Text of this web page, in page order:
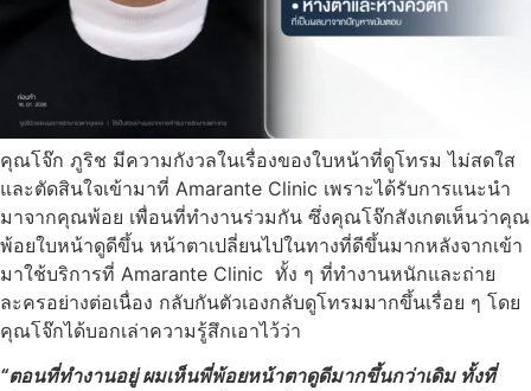
คุณโจ๊ก ภูริช มีความกังวลในเรื่องของใบหน้าที่ดูโทรม ไม่สดใส
และตัดสินใจเข้ามาที่ Amarante Clinic เพราะได้รับการแนะนำ
มาจากคุณพ้อย เพื่อนที่ทำงานร่วมกัน ซึ่งคุณโจ๊กสังเกตเห็นว่าคุณ
พ้อยใบหน้าดูดีขึ้น หน้าตาเปลี่ยนไปในทางที่ดีขึ้นมากหลังจากเข้า
มาใช้บริการที่ Amarante Clinic ทั้ง ๆ ที่ทำงานหนักและถ่าย
ละครอย่างต่อเนื่อง กลับกันตัวเองกลับดูโทรมมากขึ้นเรื่อย ๆ โดย
คุณโจ๊กได้บอกเล่าความรู้สึกเอาไว้ว่า
“ตอนที่ทำงานอยู่ ผมเห็นพี่พ้อยหน้าตาดูดีมากขึ้นกว่าเดิม ทั้งที่